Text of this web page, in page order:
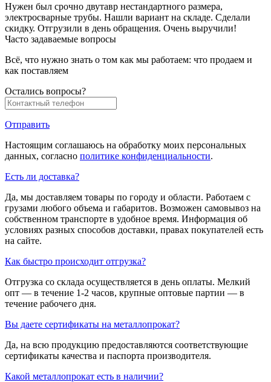
Нужен был срочно двутавр нестандартного размера,
электросварные трубы. Нашли вариант на складе. Сделали
скидку. Отгрузили в день обращения. Очень выручили!
Часто задаваемые вопросы
Всё, что нужно знать о том как мы работаем: что продаем и
как поставляем
Остались вопросы?
Отправить
Настоящим соглашаюсь на обработку моих персональных
данных, согласно политике конфиденциальности.
Есть ли доставка?
Да, мы доставляем товары по городу и области. Работаем с
грузами любого объема и габаритов. Возможен самовывоз на
собственном транспорте в удобное время. Информация об
условиях разных способов доставки, правах покупателей есть
на сайте.
Как быстро происходит отгрузка?
Отгрузка со склада осуществляется в день оплаты. Мелкий
опт — в течение 1-2 часов, крупные оптовые партии — в
течение рабочего дня.
Вы даете сертификаты на металлопрокат?
Да, на всю продукцию предоставляются соответствующие
сертификаты качества и паспорта производителя.
Какой металлопрокат есть в наличии?